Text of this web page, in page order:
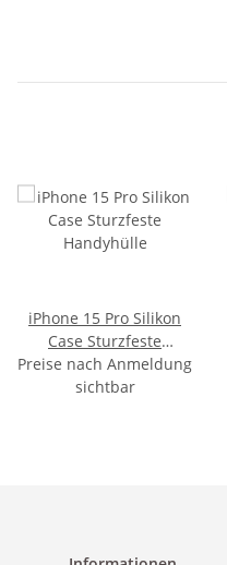
iPhone 15 Pro Silikon
Case Sturzfeste
Handyhülle
Preise nach Anmeldung
sichtbar